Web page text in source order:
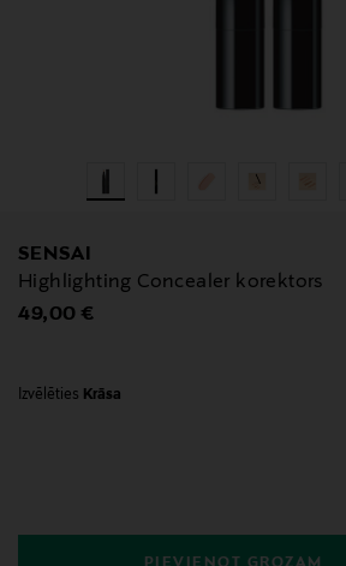
SENSAI
Highlighting Concealer korektors
Original Price
49,00 €
Izvēlēties Krāsa